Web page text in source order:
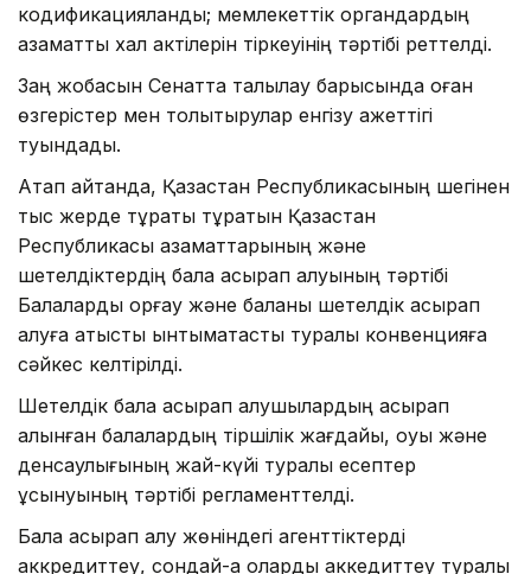
кодификацияланды; мемлекеттік органдардың
азаматтық хал актілерін тіркеуінің тәртібі реттелді.
Заң жобасын Сенатта талқылау барысында оған
өзгерістер мен толықтырулар енгізу қажеттігі
туындады.
Атап айтқанда, Қазақстан Республикасының шегінен
тыс жерде тұрақты тұратын Қазақстан
Республикасы азаматтарының және
шетелдіктердің бала асырап алуының тәртібі
Балаларды қорғау және баланы шетелдік асырап
алуға қатысты ынтымақтастық туралы конвенцияға
сәйкес келтірілді.
Шетелдік бала асырап алушылардың асырап
алынған балалардың тіршілік жағдайы, оқуы және
денсаулығының жай-күйі туралы есептер
ұсынуының тәртібі регламенттелді.
Бала асырап алу жөніндегі агенттіктерді
аккредиттеу, сондай-ақ оларды аккедиттеу туралы